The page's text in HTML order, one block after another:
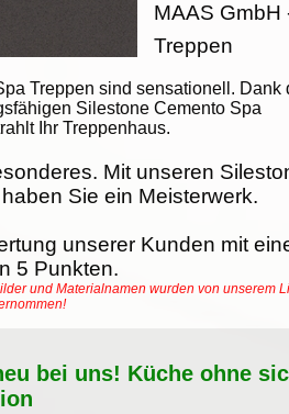
Treppen sind sensationell. Dank
Silestone Cemento Spa
Ihr Treppenhaus.
MAAS GmbH
Treppen
Mit unseren
Sie ein Meisterwerk.
unserer Kunden mit
5 Punkten.
und Materialnamen wurden von unserem
bei uns! Küche ohne